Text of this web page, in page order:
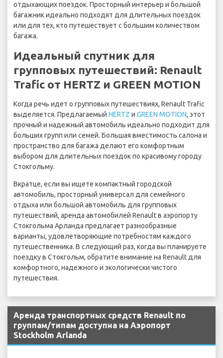
отдыхающих поездок. Просторный интерьер и большой
багажник идеально подходят для длительных поездок
или для тех, кто путешествует с большим количеством
багажа.
Идеальный спутник для
групповых путешествий: Renault
Trafic от HERTZ и GREEN MOTION
Когда речь идет о групповых путешествиях, Renault Trafic
выделяется. Предлагаемый HERTZ и GREEN MOTION, этот
прочный и надежный автомобиль идеально подходит для
больших групп или семей. Большая вместимость салона и
пространство для багажа делают его комфортным
выбором для длительных поездок по красивому городу
Стокгольму.
Вкратце, если вы ищете компактный городской
автомобиль, просторный универсал для семейного
отдыха или большой автомобиль для групповых
путешествий, аренда автомобилей Renault в аэропорту
Стокгольма Арланда предлагает разнообразные
варианты, удовлетворяющие потребностям каждого
путешественника. В следующий раз, когда вы планируете
поездку в Стокгольм, обратите внимание на Renault для
комфортного, надежного и экологически чистого
путешествия.
Аренда транспортных средств Renault по
группам/типам доступна на Аэропорт
Stockholm Arlanda